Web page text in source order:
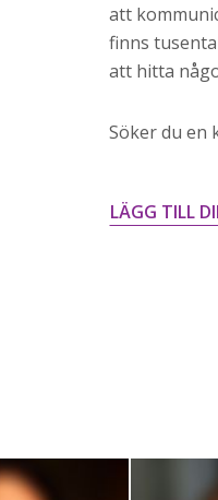
STARTA NU!
att
finns
att hitta
Söker du en
LÄGG TILL